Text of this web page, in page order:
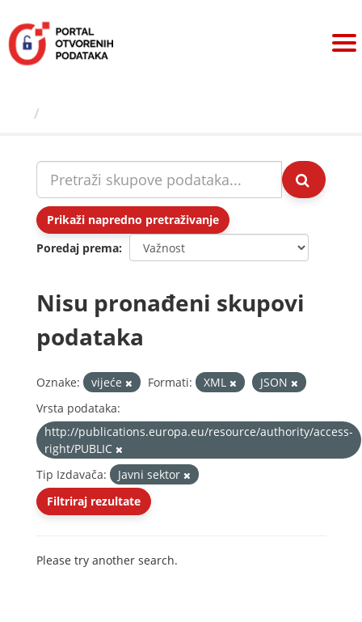
sadržaj
Prikaži napredno pretraživanje
Poredaj prema
Nisu pronađeni skupovi
podataka
Oznake: vijeće Formati: XML
JSON
Vrsta podataka:
http://publications.europa.eu/resource/authority/access-
right/PUBLIC
Tip Izdavača:
Javni sektor
Filtriraj rezultate
Please try another search.